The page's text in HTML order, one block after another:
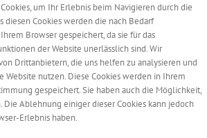
um Ihr Erlebnis beim Navigieren durch die
diesen Cookies werden die nach Bedarf
Browser gespeichert, da sie für das
der Website unerlässlich sind. Wir
Drittanbietern, die uns helfen zu analysieren und
Website nutzen. Diese Cookies werden in Ihrem
gespeichert. Sie haben auch die Möglichkeit,
Die Ablehnung einiger dieser Cookies kann jedoch
Erlebnis haben.